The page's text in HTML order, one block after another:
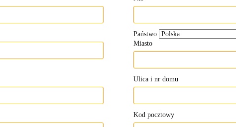
Państwo
Miasto
Ulica i nr domu
Kod pocztowy